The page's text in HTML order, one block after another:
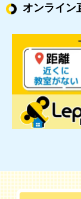
オンライン